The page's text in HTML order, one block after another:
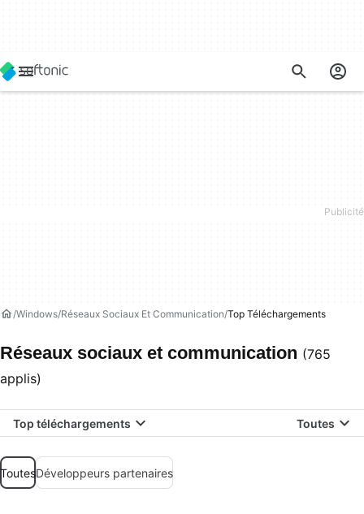
Windows Réseaux Sociaux Et Communication Top Téléchargements
Réseaux sociaux et communication (765
applis)
Top téléchargements Toutes
ToutesDéveloppeurs partenaires